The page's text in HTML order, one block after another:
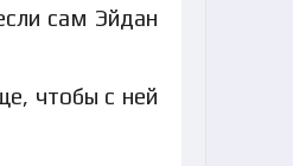
сам Эйдан
чтобы с ней